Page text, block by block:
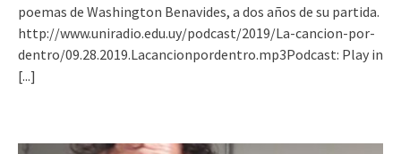
poemas de Washington Benavides, a dos años de su partida.
http://www.uniradio.edu.uy/podcast/2019/La-cancion-por-
dentro/09.28.2019.Lacancionpordentro.mp3Podcast: Play in
[...]